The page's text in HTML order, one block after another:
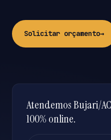
Solicitar orçamento→
Atendemos Bujari/
100% online.